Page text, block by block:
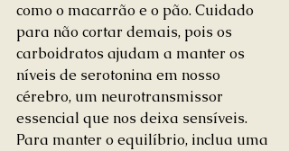
como o macarrão e o pão. Cuidado
para não cortar demais, pois os
carboidratos ajudam a manter os
níveis de serotonina em nosso
cérebro, um neurotransmissor
essencial que nos deixa sensíveis.
Para manter o equilíbrio, inclua uma